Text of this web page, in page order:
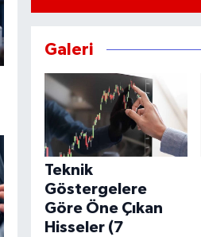
Galeri
Teknik
Göstergelere
Göre Öne Çıkan
Hisseler (7